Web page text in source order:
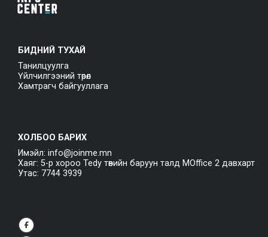
БИДНИЙ ТУХАЙ
Танилцуулга
Үйлчилгээний төрөл
Хамтрагч байгууллага
ХОЛБОО БАРИХ
Имэйл: info@joinme.mn
Хаяг: 5-р хороо Tedy төвийн баруун талд MOffice 2 давхарт
Утас: 7744 3939